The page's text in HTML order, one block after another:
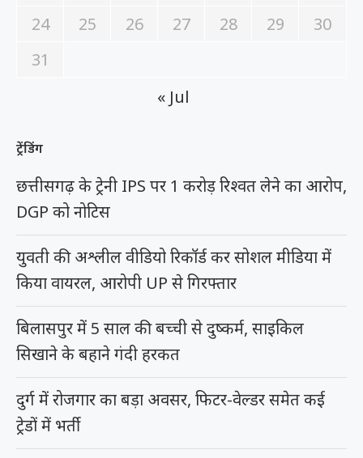
24
25 26 27 28 29
30
31
« Jul
ट्रेंडिंग
छत्तीसगढ़ के ट्रेनी IPS पर 1 करोड़ रिश्वत लेने का आरोप,
DGP को नोटिस
युवती की अश्लील वीडियो रिकॉर्ड कर सोशल मीडिया में
किया वायरल, आरोपी UP से गिरफ्तार
बिलासपुर में 5 साल की बच्ची से दुष्कर्म, साइकिल
सिखाने के बहाने गंदी हरकत
दुर्ग में रोजगार का बड़ा अवसर, फिटर-वेल्डर समेत कई
ट्रेडों में भर्ती